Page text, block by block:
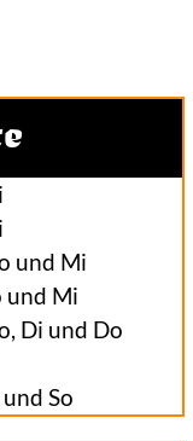
und Mi
und Mi
Di und Do
So